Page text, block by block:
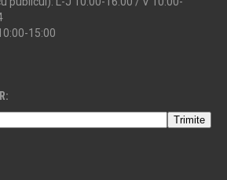
15:00